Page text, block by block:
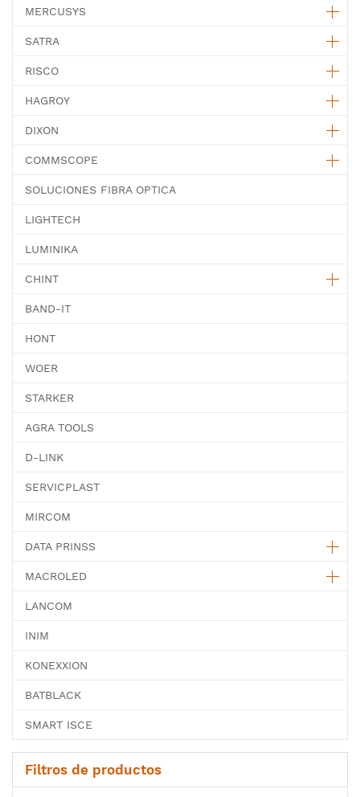
MERCUSYS
SATRA
RISCO
HAGROY
DIXON
COMMSCOPE
SOLUCIONES FIBRA OPTICA
LIGHTECH
LUMINIKA
CHINT
BAND-IT
HONT
WOER
STARKER
AGRA TOOLS
D-LINK
SERVICPLAST
MIRCOM
DATA PRINSS
MACROLED
LANCOM
INIM
KONEXXION
BATBLACK
SMART ISCE
Filtros de productos